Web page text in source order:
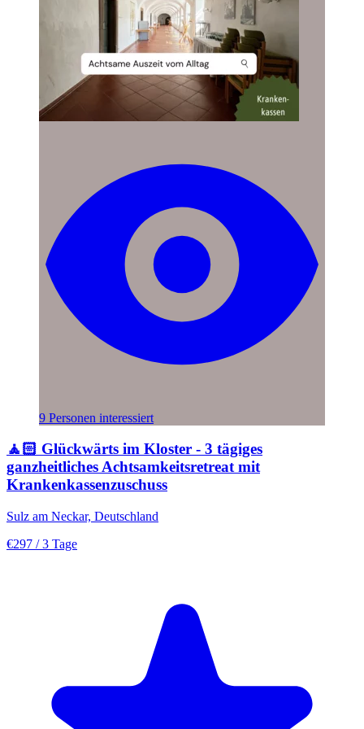
9 Personen interessiert
🧘🏻 Glückwärts im Kloster - 3 tägiges
ganzheitliches Achtsamkeitsretreat mit
Krankenkassenzuschuss
Sulz am Neckar, Deutschland
€297 / 3 Tage